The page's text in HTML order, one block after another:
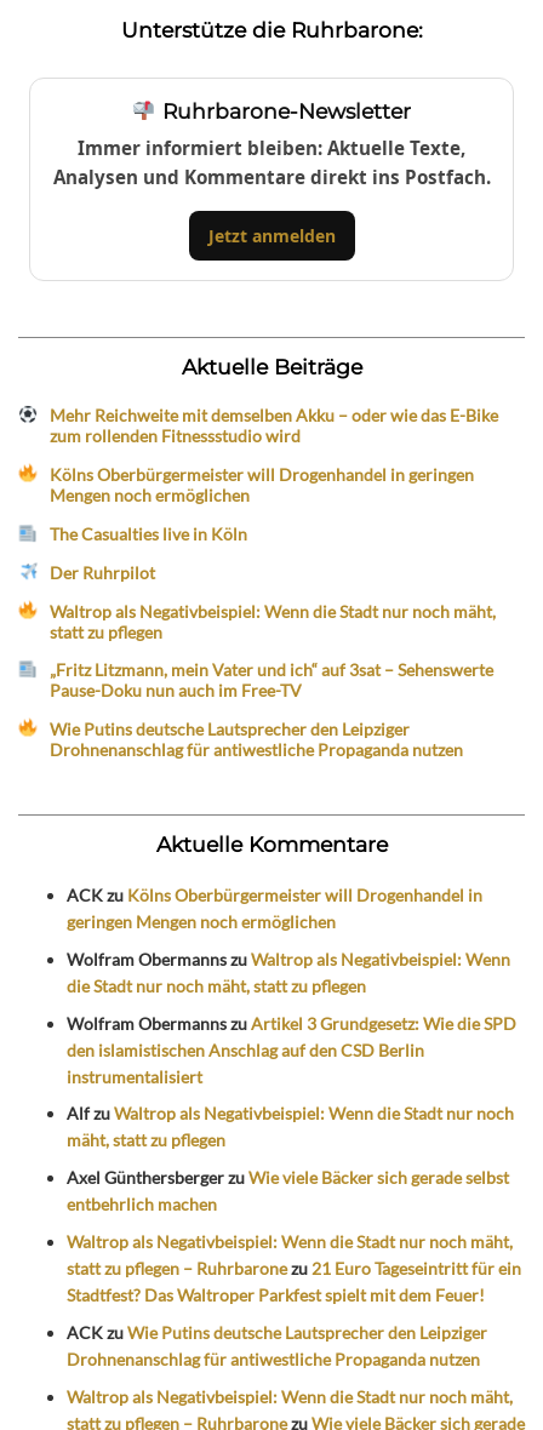
Unterstütze die Ruhrbarone:
Ruhrbarone-Newsletter
Immer informiert bleiben: Aktuelle Texte,
Analysen und Kommentare direkt ins Postfach.
Jetzt anmelden
Aktuelle Beiträge
Mehr Reichweite mit demselben Akku – oder wie das E-Bike
zum rollenden Fitnessstudio wird
Kölns Oberbürgermeister will Drogenhandel in geringen
Mengen noch ermöglichen
The Casualties live in Köln
Der Ruhrpilot
Waltrop als Negativbeispiel: Wenn die Stadt nur noch mäht,
statt zu pflegen
„Fritz Litzmann, mein Vater und ich“ auf 3sat – Sehenswerte
Pause-Doku nun auch im Free-TV
Wie Putins deutsche Lautsprecher den Leipziger
Drohnenanschlag für antiwestliche Propaganda nutzen
Aktuelle Kommentare
ACKzu Kölns Oberbürgermeister will Drogenhandel in
geringen Mengen noch ermöglichen
Wolfram ObermannszuWaltrop als Negativbeispiel: Wenn
die Stadt nur noch mäht, statt zu pflegen
Wolfram ObermannszuArtikel 3 Grundgesetz: Wie die SPD
den islamistischen Anschlag auf den CSD Berlin
instrumentalisiert
AlfzuWaltrop als Negativbeispiel: Wenn die Stadt nur noch
mäht, statt zu pflegen
Axel GünthersbergerzuWie viele Bäcker sich gerade selbst
entbehrlich machen
Waltrop als Negativbeispiel: Wenn die Stadt nur noch mäht,
statt zu pflegen – Ruhrbaronezu 21 Euro Tageseintritt für ein
Stadtfest? Das Waltroper Parkfest spielt mit dem Feuer!
ACKzuWie Putins deutsche Lautsprecher den Leipziger
Drohnenanschlag für antiwestliche Propaganda nutzen
Waltrop als Negativbeispiel: Wenn die Stadt nur noch mäht,
statt zu pflegen – RuhrbaronezuWie viele Bäcker sich gerade